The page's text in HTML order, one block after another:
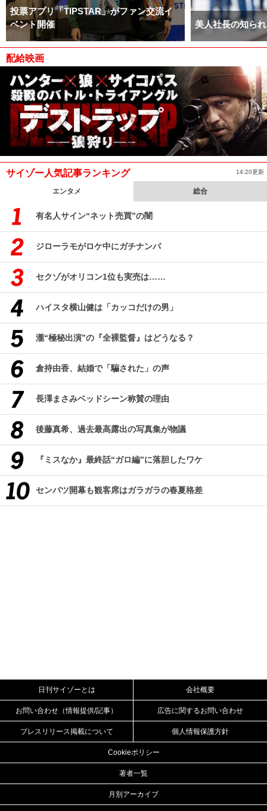
投票アプリ「TIPSTAR」がファン交流イ
ベント開催
美人社長の知ら
配給映画
サイゾー人気記事ランキング 14:20更新
エンタメ 総合
有名人サイン“ネット売買”の闇
ジローラモがロケ中にガチナンパ
セクゾがオリコン1位も実売は……
ハイスタ横山健は「カッコだけの男」
瀧“極秘出演”の『全裸監督』はどうなる？
倉持由香、結婚で「騙された」の声
長澤まさみベッドシーン称賛の理由
後藤真希、過去最高露出の写真集が物議
『ミスなか』最終話“ガロ編”に落胆したワケ
センバツ開幕も観客席はガラガラの春夏格差
日刊サイゾーとは 会社概要
お問い合わせ（情報提供/記事） 広告に関するお問い合わせ
プレスリリース掲載について 個人情報保護方針
Cookieポリシー
著者一覧
月別アーカイブ